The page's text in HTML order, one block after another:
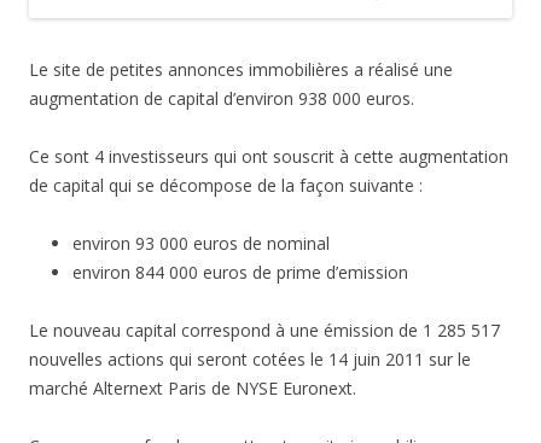
Le site de petites annonces immobilières a réalisé une
augmentation de capital d’environ 938 000 euros.
Ce sont 4 investisseurs qui ont souscrit à cette augmentation
de capital qui se décompose de la façon suivante :
environ 93 000 euros de nominal
environ 844 000 euros de prime d’emission
Le nouveau capital correspond à une émission de 1 285 517
nouvelles actions qui seront cotées le 14 juin 2011 sur le
marché Alternext Paris de NYSE Euronext.